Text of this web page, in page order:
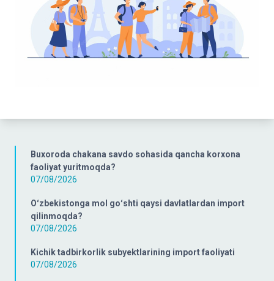
Buxoroda chakana savdo sohasida qancha korxona
faoliyat yuritmoqda?
07/08/2026
Oʻzbekistonga mol goʻshti qaysi davlatlardan import
qilinmoqda?
07/08/2026
Kichik tadbirkorlik subyektlarining import faoliyati
07/08/2026